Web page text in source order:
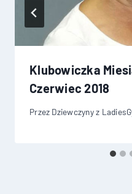
Klubowiczka
Czerwiec 2018
Przez Dziewczyny z